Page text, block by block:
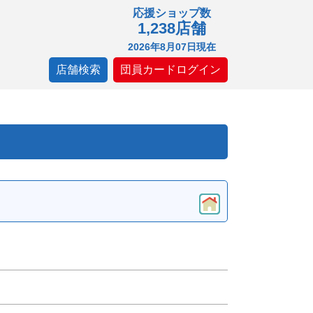
応援ショップ数
1,238店舗
2026年8月07日現在
店舗検索 団員カードログイン